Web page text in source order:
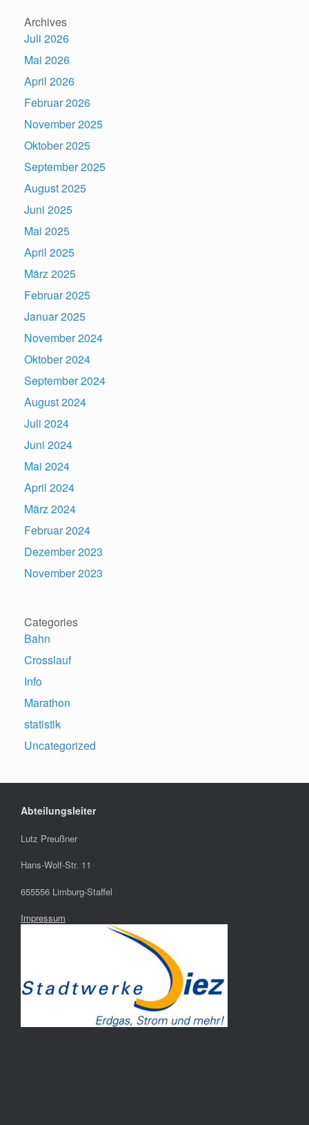
Archives
Juli 2026
Mai 2026
April 2026
Februar 2026
November 2025
Oktober 2025
September 2025
August 2025
Juni 2025
Mai 2025
April 2025
März 2025
Februar 2025
Januar 2025
November 2024
Oktober 2024
September 2024
August 2024
Juli 2024
Juni 2024
Mai 2024
April 2024
März 2024
Februar 2024
Dezember 2023
November 2023
Categories
Bahn
Crosslauf
Info
Marathon
statistik
Uncategorized
Abteilungsleiter
Lutz Preußner
Hans-Wolf-Str. 11
655556 Limburg-Staffel
Impressum